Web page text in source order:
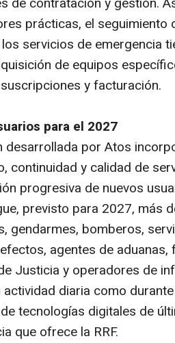
prácticas, el seguimiento
servicios de emergencia
de equipos
y facturación.
para el 2027
desarrollada por Atos
continuidad y calidad de
progresiva de nuevos
previsto para 2027, más
gendarmes, bomberos,
agentes de
Justicia y operadores de
diaria como
tecnologías digitales de
que ofrece la RRF.